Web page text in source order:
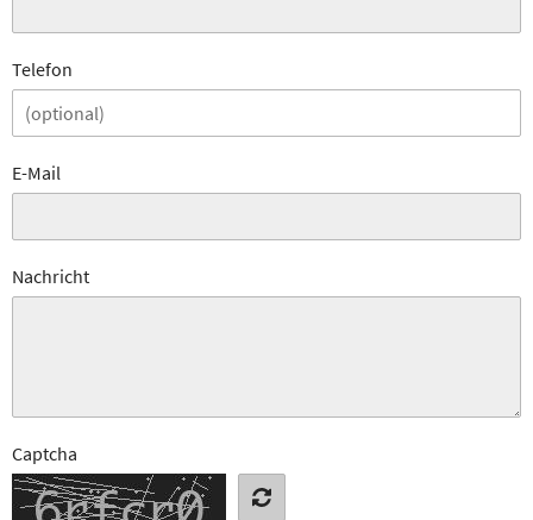
Telefon
E-Mail
Nachricht
Captcha